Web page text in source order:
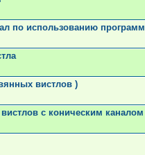
по использованию
вистлов )
с коническим каналом